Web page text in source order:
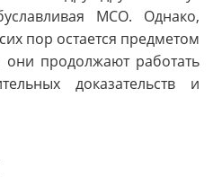
МСО. Однако,
пор остается предметом
они продолжают работать
доказательств и